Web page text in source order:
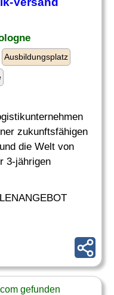
Ausbildungsplatz
zukunftsfähigen
die Welt von
3-jährigen
gefunden